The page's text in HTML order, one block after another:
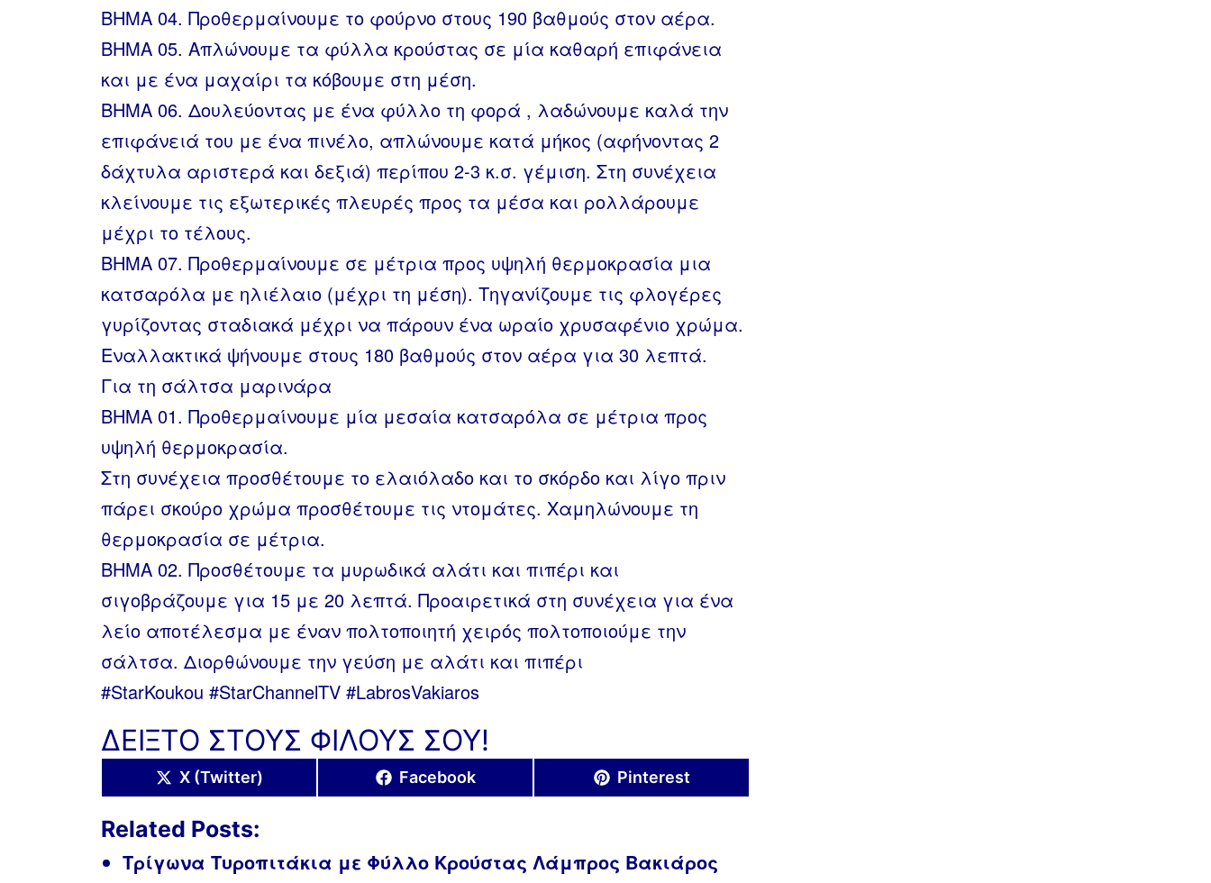
ΒΗΜΑ 04. Προθερμαίνουμε το φούρνο στους 190 βαθμούς στον αέρα.
ΒΗΜΑ 05. Απλώνουμε τα φύλλα κρούστας σε μία καθαρή επιφάνεια
και με ένα μαχαίρι τα κόβουμε στη μέση.
ΒΗΜΑ 06. Δουλεύοντας με ένα φύλλο τη φορά , λαδώνουμε καλά την
επιφάνειά του με ένα πινέλο, απλώνουμε κατά μήκος (αφήνοντας 2
δάχτυλα αριστερά και δεξιά) περίπου 2-3 κ.σ. γέμιση. Στη συνέχεια
κλείνουμε τις εξωτερικές πλευρές προς τα μέσα και ρολλάρουμε
μέχρι το τέλους.
ΒΗΜΑ 07. Προθερμαίνουμε σε μέτρια προς υψηλή θερμοκρασία μια
κατσαρόλα με ηλιέλαιο (μέχρι τη μέση). Τηγανίζουμε τις φλογέρες
γυρίζοντας σταδιακά μέχρι να πάρουν ένα ωραίο χρυσαφένιο χρώμα.
Εναλλακτικά ψήνουμε στους 180 βαθμούς στον αέρα για 30 λεπτά.
Για τη σάλτσα μαρινάρα
ΒΗΜΑ 01. Προθερμαίνουμε μία μεσαία κατσαρόλα σε μέτρια προς
υψηλή θερμοκρασία.
Στη συνέχεια προσθέτουμε το ελαιόλαδο και το σκόρδο και λίγο πριν
πάρει σκούρο χρώμα προσθέτουμε τις ντομάτες. Χαμηλώνουμε τη
θερμοκρασία σε μέτρια.
ΒΗΜΑ 02. Προσθέτουμε τα μυρωδικά αλάτι και πιπέρι και
σιγοβράζουμε για 15 με 20 λεπτά. Προαιρετικά στη συνέχεια για ένα
λείο αποτέλεσμα με έναν πολτοποιητή χειρός πολτοποιούμε την
σάλτσα. Διορθώνουμε την γεύση με αλάτι και πιπέρι
#StarKoukou​ #StarChannelTV​ #LabrosVakiaros
ΔΕΙΞΤΟ ΣΤΟΥΣ ΦΙΛΟΥΣ ΣΟΥ!
Share
on
X (Twitter)
Share
on
Facebook
Share
on
Pinterest
Related Posts:
Τρίγωνα Τυροπιτάκια με Φύλλο Κρούστας Λάμπρος Βακιάρος